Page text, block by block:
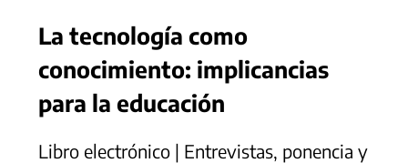
La tecnología como
conocimiento: implicancias
para la educación
Libro electrónico | Entrevistas, ponencia y